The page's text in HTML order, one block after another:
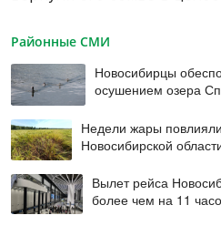
Районные СМИ
Новосибирцы
осушением озера
Недели жары
Новосибирской
Вылет рейса
более чем на 11